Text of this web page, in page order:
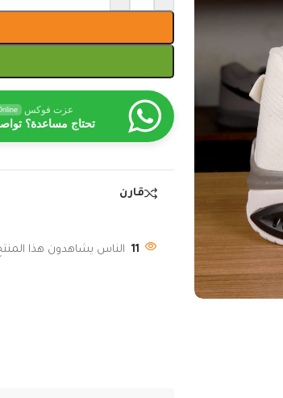
عزت فوكس
تحتاج مساعدة؟
قارن
11 الناس يشاهدون هذا